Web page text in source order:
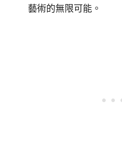
藝術的無限可能。